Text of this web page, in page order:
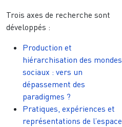
Trois axes de recherche sont
développés :
Production et
hiérarchisation des mondes
sociaux : vers un
dépassement des
paradigmes ?
Pratiques, expériences et
représentations de l’espace